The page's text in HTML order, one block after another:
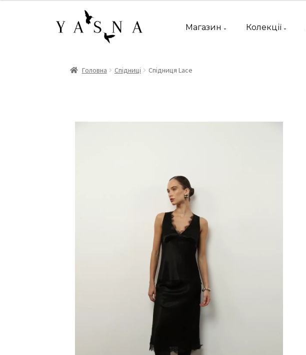
Магазин Колекції
Головна Спідниці Спідниця Lace